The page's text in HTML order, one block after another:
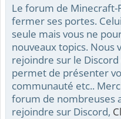
Le forum de
fermer ses portes.
seule mais vous ne
nouveaux topics. Nous
rejoindre sur le
permet de présenter
communauté etc..
forum de nombreuses
rejoindre sur Discord,